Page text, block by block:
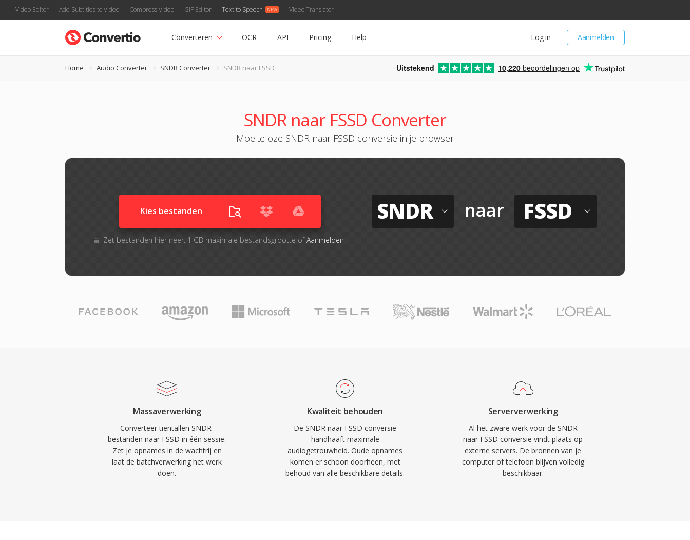
Video Editor Add Subtitles to Video Compress Video GIF Editor Text to Speech Video Translator
Aanmelden
Log in
Converteren OCR API Pricing Help
Home Audio Converter SNDR Converter SNDR naar FSSD Uitstekend 10,220 beoordelingen op
SNDR naar FSSD Converter
Moeiteloze SNDR naar FSSD conversie in je browser
Kies bestanden
Zet bestanden hier neer. 1 GB maximale bestandsgrootte ofAanmelden
SNDR naar FSSD
Massaverwerking
Converteer tientallen SNDR-
bestanden naar FSSD in één sessie.
Zet je opnames in de wachtrij en
laat de batchverwerking het werk
doen.
Kwaliteit behouden
De SNDR naar FSSD conversie
handhaaft maximale
audiogetrouwheid. Oude opnames
komen er schoon doorheen, met
behoud van alle beschikbare details.
Serververwerking
Al het zware werk voor de SNDR
naar FSSD conversie vindt plaats op
externe servers. De bronnen van je
computer of telefoon blijven volledig
beschikbaar.